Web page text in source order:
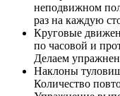
неподвижном
раз на каждую
Круговые
по часовой и
Делаем
Наклоны
Количество